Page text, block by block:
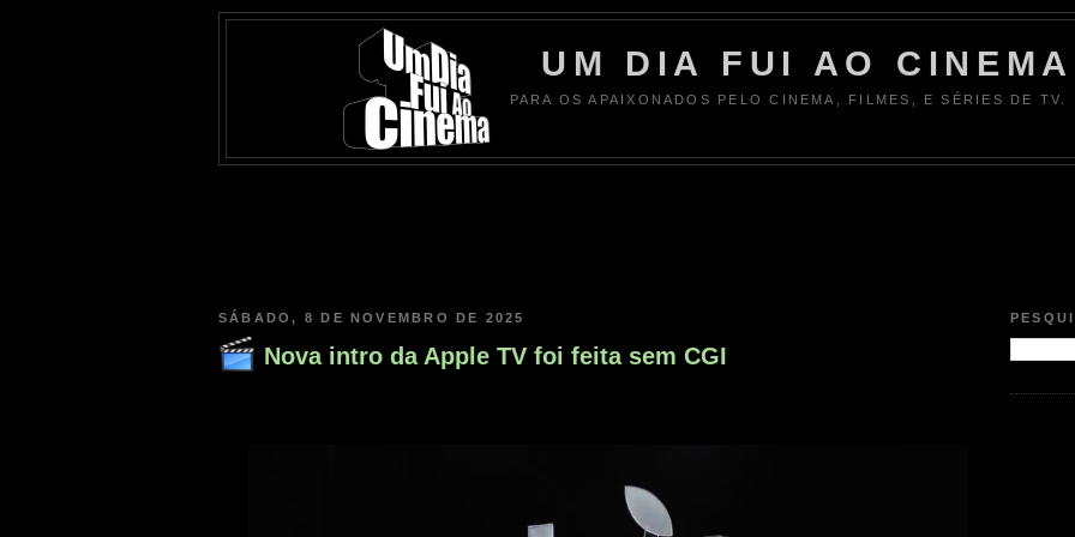
UM DIA FUI AO CINEMA
PARA OS APAIXONADOS PELO CINEMA, FILMES, E SÉRIES DE TV.
SÁBADO, 8 DE NOVEMBRO DE 2025
Nova intro da Apple TV foi feita sem CGI